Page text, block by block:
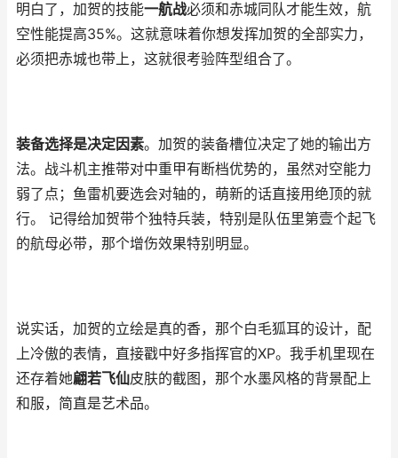
明白了，加贺的技能一航战必须和赤城同队才能生效，航
空性能提高35%。这就意味着你想发挥加贺的全部实力，
必须把赤城也带上，这就很考验阵型组合了。
装备选择是决定因素。加贺的装备槽位决定了她的输出方
法。战斗机主推带对中重甲有断档优势的，虽然对空能力
弱了点；鱼雷机要选会对轴的，萌新的话直接用绝顶的就
行。 记得给加贺带个独特兵装，特别是队伍里第壹个起飞
的航母必带，那个增伤效果特别明显。
说实话，加贺的立绘是真的香，那个白毛狐耳的设计，配
上冷傲的表情，直接戳中好多指挥官的XP。我手机里现在
还存着她翩若飞仙皮肤的截图，那个水墨风格的背景配上
和服，简直是艺术品。